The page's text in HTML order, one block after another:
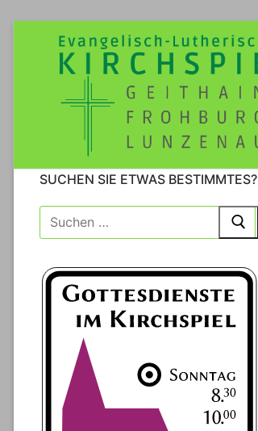
springen
SUCHEN SIE ETWAS BESTIMMTES?
Suche
nach: